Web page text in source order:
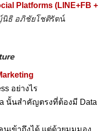
Platforms (LINE+FB +
ธิ อภิชัยโชติรัตน์
อย่างไร
นั้นสำคัญตรงที่ต้องมี Data
นเข้าถึงได้ แต่ด้วยมุมมอง